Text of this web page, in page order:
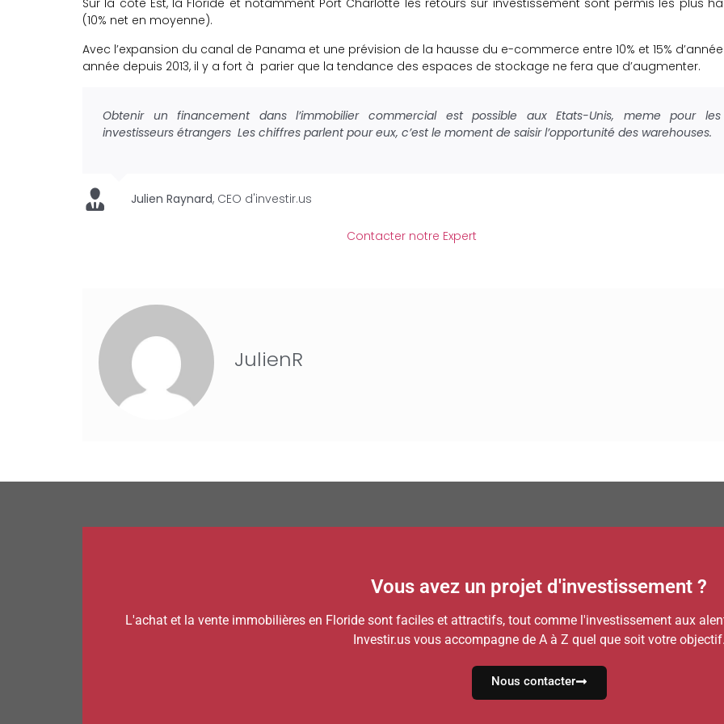
Sur la côte Est, la Floride et notamment Port Charlotte les retours sur investissement sont permis les plus
(10% net en moyenne).
Avec l’expansion du canal de Panama et une prévision de la hausse du e-commerce entre 10% et 15%
année depuis 2013, il y a fort à parier que la tendance des espaces de stockage ne fera que d’augmenter.
Obtenir un financement dans l’immobilier commercial est possible aux Etats-Unis, meme pour les
investisseurs étrangers Les chiffres parlent pour eux, c’est le moment de saisir l’opportunité des warehouses.
Julien Raynard, CEO d'investir.us
Contacter notre Expert
JulienR
Vous avez un projet d'investissement ?
L'achat et la vente immobilières en Floride sont faciles et attractifs, tout comme l'investissement aux
Investir.us vous accompagne de A à Z quel que soit votre objectif.
Nous contacter